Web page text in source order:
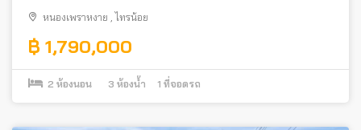
หนองเพราหงาย ไทรน้อย
฿ 1,790,000
2 ห้องนอน 3 ห้องน้ำ 1 ที่จอดรถ